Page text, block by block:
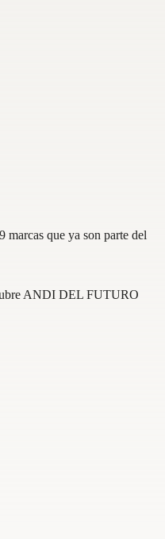
que ya son parte del